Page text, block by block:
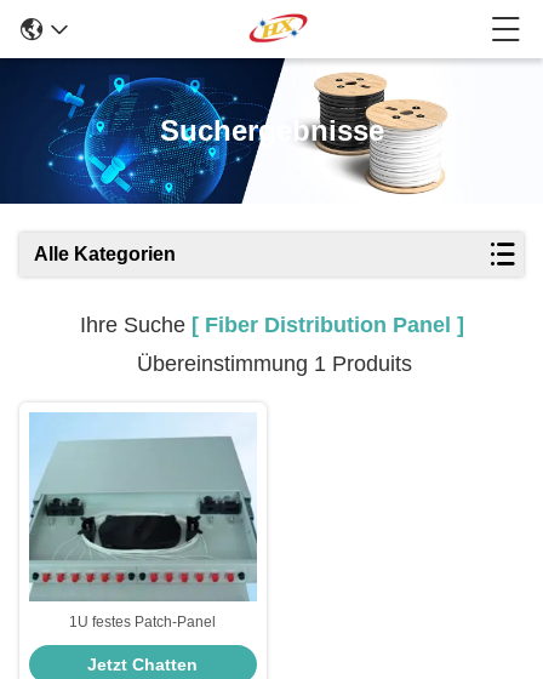
Suchergebnisse
Alle Kategorien
Ihre Suche [ Fiber Distribution Panel ]
Übereinstimmung 1 Produits
1U festes Patch-Panel
Jetzt Chatten